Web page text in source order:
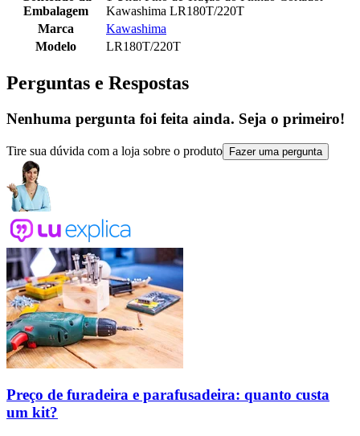
Embalagem
Kawashima LR180T/220T
Marca
Kawashima
Modelo
LR180T/220T
Perguntas e Respostas
Nenhuma pergunta foi feita ainda. Seja o primeiro!
Tire sua dúvida com a loja sobre o produto Fazer uma pergunta
Preço de furadeira e parafusadeira: quanto custa
um kit?